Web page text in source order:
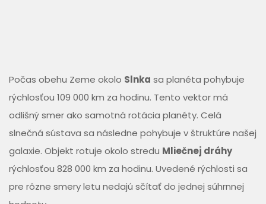
Počas obehu Zeme okolo Slnka sa planéta pohybuje
rýchlosťou 109 000 km za hodinu. Tento vektor má
odlišný smer ako samotná rotácia planéty. Celá
slnečná sústava sa následne pohybuje v štruktúre našej
galaxie. Objekt rotuje okolo stredu Mliečnej dráhy
rýchlosťou 828 000 km za hodinu. Uvedené rýchlosti sa
pre rôzne smery letu nedajú sčítať do jednej súhrnnej